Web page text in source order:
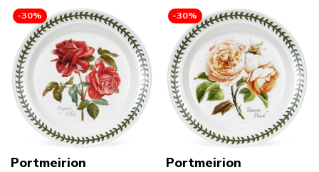
-30%
Portmeirion
-30%
Portmeirion